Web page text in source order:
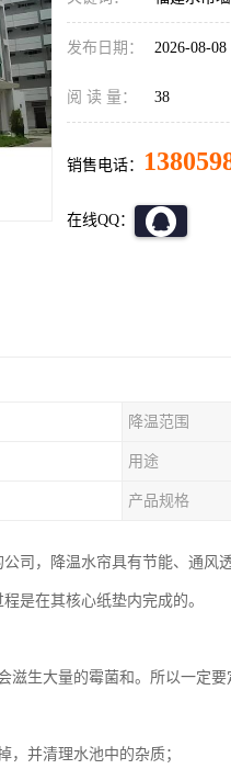
发布日期： 2026-08-08
阅 读 量： 38
销售电话：
在线QQ：
降温范围
用途
产品规格
司，降温水帘具有节能、通风
是在其核心纸垫内完成的。
滋生大量的霉菌和。所以一定
，并清理水池中的杂质；